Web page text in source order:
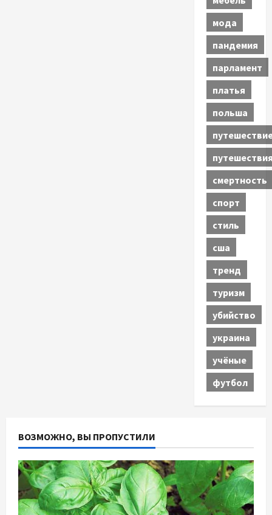
мода
пандемия
парламент
платья
польша
смертность
спорт
стиль
сша
тренд
туризм
убийство
украина
учёные
футбол
ВОЗМОЖНО, ВЫ ПРОПУСТИЛИ